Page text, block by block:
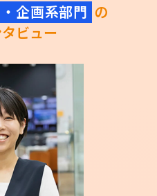
企画系部門 の
ビュー